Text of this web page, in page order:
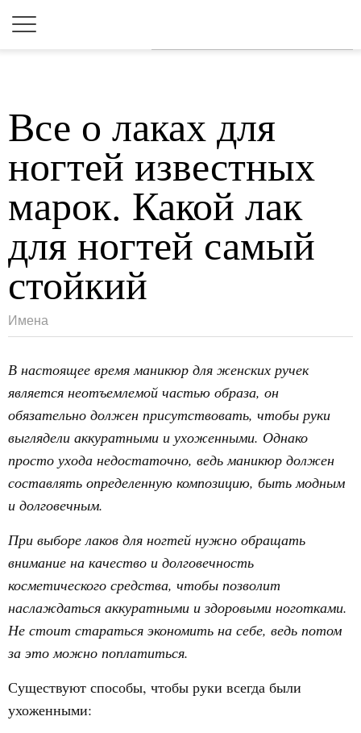
Все о лаках для
ногтей известных
марок. Какой лак
для ногтей самый
стойкий
Имена
В настоящее время маникюр для женских ручек
является неотъемлемой частью образа, он
обязательно должен присутствовать, чтобы руки
выглядели аккуратными и ухоженными. Однако
просто ухода недостаточно, ведь маникюр должен
составлять определенную композицию, быть модным
и долговечным.
При выборе лаков для ногтей нужно обращать
внимание на качество и долговечность
косметического средства, чтобы позволит
наслаждаться аккуратными и здоровыми ноготками.
Не стоит стараться экономить на себе, ведь потом
за это можно поплатиться.
Существуют способы, чтобы руки всегда были
ухоженными: